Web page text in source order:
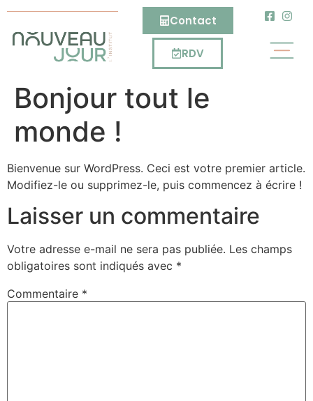
Contact
RDV
Bonjour tout le
monde !
Bienvenue sur WordPress. Ceci est votre premier article.
Modifiez-le ou supprimez-le, puis commencez à écrire !
Laisser un commentaire
Votre adresse e-mail ne sera pas publiée. Les champs
obligatoires sont indiqués avec *
Commentaire *